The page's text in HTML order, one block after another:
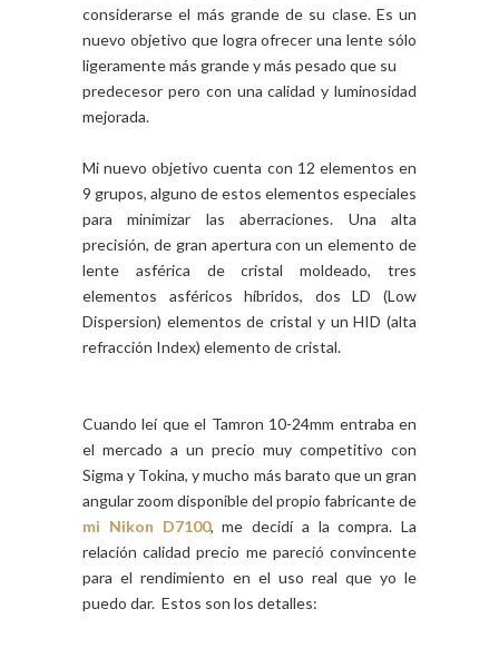
considerarse el más grande de su clase. Es un
nuevo objetivo que logra ofrecer una lente sólo
ligeramente más grande y más pesado que su
predecesor pero con una calidad y luminosidad
mejorada.
Mi nuevo objetivo cuenta con 12 elementos en
9 grupos, alguno de estos elementos especiales
para minimizar las aberraciones. Una alta
precisión, de gran apertura con un elemento de
lente asférica de cristal moldeado, tres
elementos asféricos híbridos, dos LD (Low
Dispersion) elementos de cristal y un HID (alta
refracción Index) elemento de cristal.
Cuando leí que el Tamron 10-24mm entraba en
el mercado a un precio muy competitivo con
Sigma y Tokina, y mucho más barato que un gran
angular zoom disponible del propio fabricante de
mi Nikon D7100, me decidí a la compra. La
relación calidad precio me pareció convincente
para el rendimiento en el uso real que yo le
puedo dar. Estos son los detalles: